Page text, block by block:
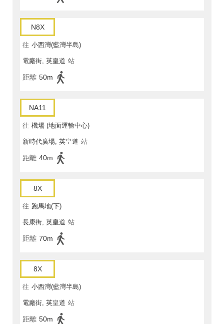
N8X
往 小西灣(藍灣半島)
電廠街, 英皇道 站
距離 50m
NA11
往 機場 (地面運輸中心)
新時代廣場, 英皇道 站
距離 40m
8X
往 跑馬地(下)
長康街, 英皇道 站
距離 70m
8X
往 小西灣(藍灣半島)
電廠街, 英皇道 站
距離 50m